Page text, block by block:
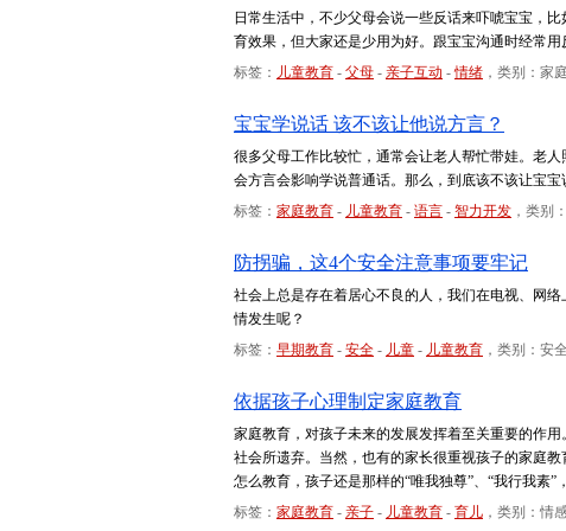
日常生活中，不少父母会说一些反话来吓唬宝宝，
育效果，但大家还是少用为好。跟宝宝沟通时经常
标签： 儿童教育 - 父母 - 亲子互动 -情绪 ，类别：家
宝宝学说话 该不该让他说方言？
很多父母工作比较忙，通常会让老人帮忙带娃。老
会方言会影响学说普通话。那么，到底该不该让宝宝
标签： 家庭教育 - 儿童教育 - 语言 - 智力开发 ，类别
防拐骗，这4个安全注意事项要牢记
社会上总是存在着居心不良的人，我们在电视、网
情发生呢？
标签： 早期教育 - 安全 - 儿童 - 儿童教育 ，类别：安
依据孩子心理制定家庭教育
家庭教育，对孩子未来的发展发挥着至关重要的作
社会所遗弃。当然，也有的家长很重视孩子的家庭
怎么教育，孩子还是那样的“唯我独尊”、“我行我素”
标签： 家庭教育 - 亲子 - 儿童教育 - 育儿 ，类别：情